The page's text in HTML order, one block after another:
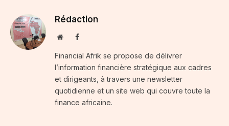
Rédaction
WebsiteFacebook
Financial Afrik se propose de délivrer
l’information financière stratégique aux cadres
et dirigeants, à travers une newsletter
quotidienne et un site web qui couvre toute la
finance africaine.